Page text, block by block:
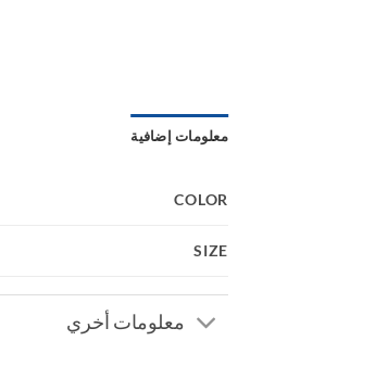
معلومات إضافية
COLOR
SIZE
معلومات أخري